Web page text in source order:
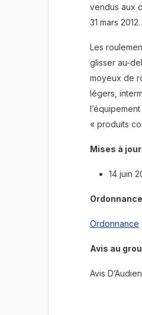
vendus aux
31 mars 2012.
Les
glisser au-
moyeux de
légers,
« produits
Mises à jour
14 juin
Ordonnance
Avis au
Avis